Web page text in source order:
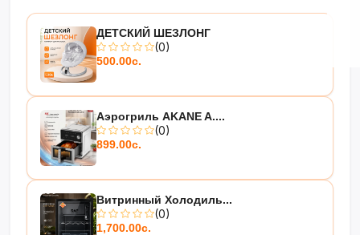
ДЕТСКИЙ ШЕЗЛОНГ
(0)
500.00с.
Аэрогриль AKANE A....
(0)
899.00с.
Витринный Холодиль...
(0)
1,700.00с.